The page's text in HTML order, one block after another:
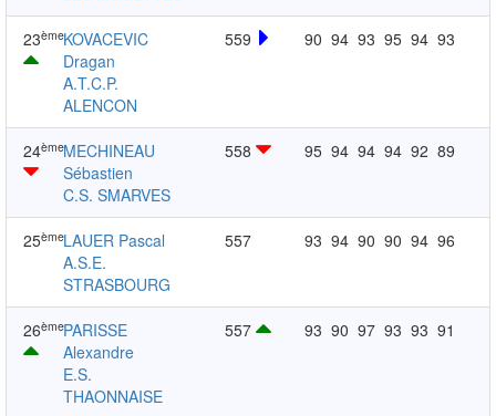
23èmeKOVACEVIC
Dragan
A.T.C.P.
ALENCON
559 90 94 93 95 94 93
24èmeMECHINEAU
Sébastien
C.S. SMARVES
558 95 94 94 94 92 89
25èmeLAUER Pascal
A.S.E.
STRASBOURG
557 93 94 90 90 94 96
26èmePARISSE
Alexandre
E.S.
THAONNAISE
557 93 90 97 93 93 91